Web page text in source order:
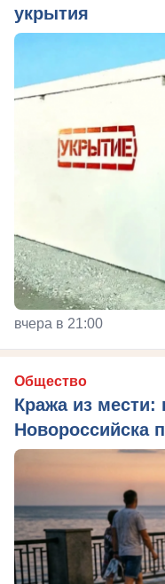
укрытия
вчера в 21:00
Общество
Кража из мести:
Новороссийска